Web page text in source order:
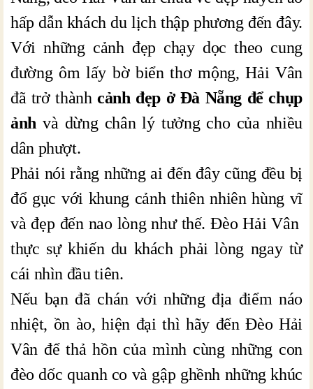
hấp dẫn khách du lịch thập phương đến đây.
Với những cảnh đẹp chạy dọc theo cung
đường ôm lấy bờ biển thơ mộng, Hải Vân
đã trở thành cảnh đẹp ở Đà Nẵng để chụp
ảnhvà dừng chân lý tưởng cho của nhiều
dân phượt.
Phải nói rằng những ai đến đây cũng đều bị
đổ gục với khung cảnh thiên nhiên hùng vĩ
và đẹp đến nao lòng như thế. Đèo Hải Vân
thực sự khiến du khách phải lòng ngay từ
cái nhìn đầu tiên.
Nếu bạn đã chán với những địa điểm náo
nhiệt, ồn ào, hiện đại thì hãy đến Đèo Hải
Vân để thả hồn của mình cùng những con
đèo dốc quanh co và gập ghềnh những khúc